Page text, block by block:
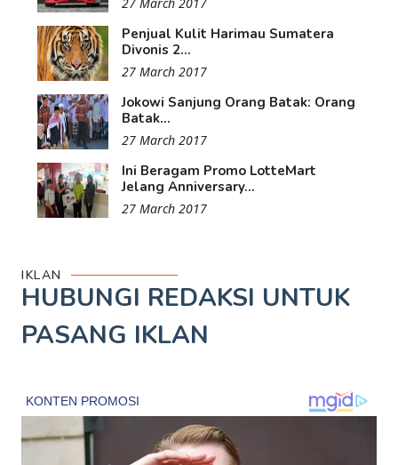
Penjual Kulit Harimau Sumatera
Divonis 2...
27 March 2017
Jokowi Sanjung Orang Batak: Orang
Batak...
27 March 2017
Ini Beragam Promo LotteMart
Jelang Anniversary...
27 March 2017
IKLAN
HUBUNGI REDAKSI UNTUK
PASANG IKLAN